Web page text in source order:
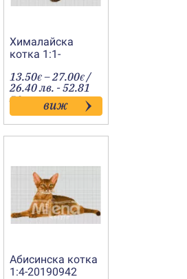
Хималайска
котка 1:1-
13.50€ –27.00€Price
range:
13.50€
through
27.00€
/
26.40 лв. - 52.81
лв. виж
Абисинска котка
1:4-20190942